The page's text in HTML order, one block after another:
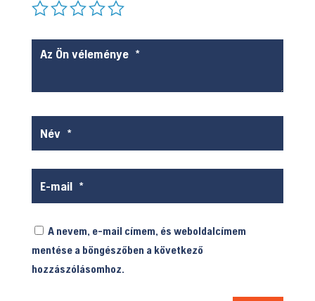
A nevem, e-mail címem, és weboldalcímem
mentése a böngészőben a következő
hozzászólásomhoz.